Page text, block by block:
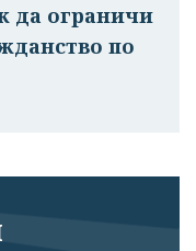
да ограничи
по